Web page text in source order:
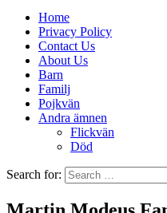
Home
Privacy Policy
Contact Us
About Us
Barn
Familj
Pojkvän
Andra ämnen
Flickvän
Död
Search for: